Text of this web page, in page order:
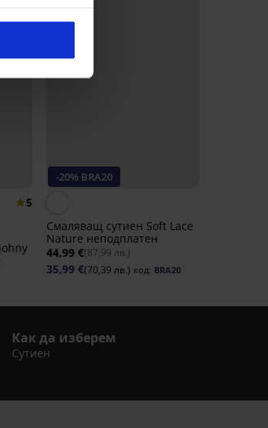
5
-20% BRA20
Смаляващ сутиен Soft Lace
Nature неподплатен
44,99 €(87,99 лв.)
35,99 €(70,39 лв.) код: BRA20
Как да изберем
Сутиен